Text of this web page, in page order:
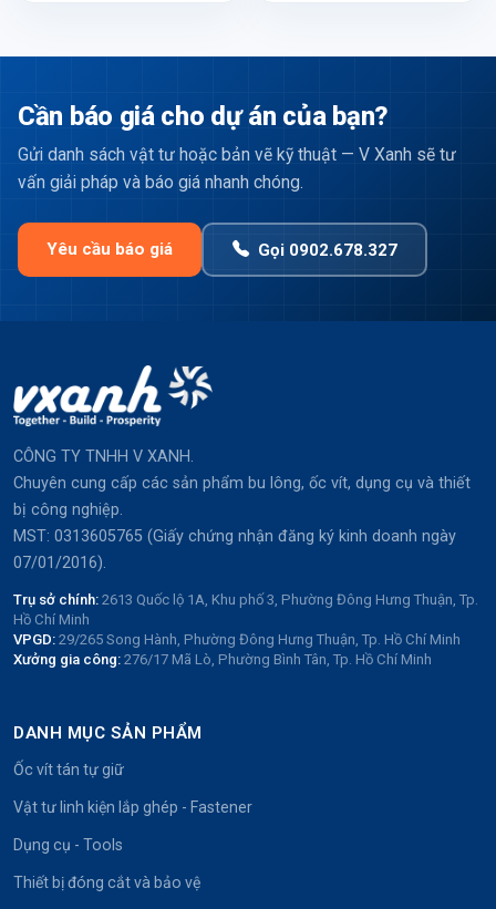
Cần báo giá cho dự án của bạn?
Gửi danh sách vật tư hoặc bản vẽ kỹ thuật — V Xanh sẽ tư
vấn giải pháp và báo giá nhanh chóng.
Yêu cầu báo giá Gọi 0902.678.327
CÔNG TY TNHH V XANH.
Chuyên cung cấp các sản phẩm bu lông, ốc vít, dụng cụ và thiết
bị công nghiệp.
MST: 0313605765 (Giấy chứng nhận đăng ký kinh doanh ngày
07/01/2016).
Trụ sở chính: 2613 Quốc lộ 1A, Khu phố 3, Phường Đông Hưng Thuận, Tp.
Hồ Chí Minh
VPGD: 29/265 Song Hành, Phường Đông Hưng Thuận, Tp. Hồ Chí Minh
Xưởng gia công: 276/17 Mã Lò, Phường Bình Tân, Tp. Hồ Chí Minh
DANH MỤC SẢN PHẨM
Ốc vít tán tự giữ
Vật tư linh kiện lắp ghép - Fastener
Dụng cụ - Tools
Thiết bị đóng cắt và bảo vệ